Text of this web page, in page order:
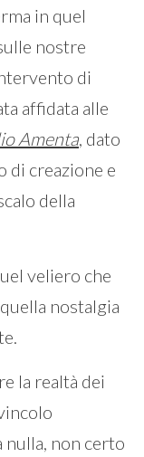
in quel
nostre
di
affidata alle
Amenta, dato
di creazione e
della
veliero che
nostalgia
la realtà dei
nulla, non certo